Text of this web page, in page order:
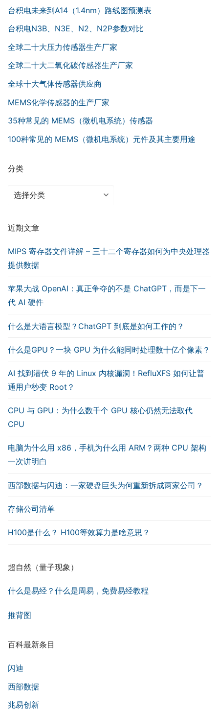
台积电未来到A14（1.4nm）路线图预测表
台积电N3B、N3E、N2、N2P参数对比
全球二十大压力传感器生产厂家
全球二十大二氧化碳传感器生产厂家
全球十大气体传感器供应商
MEMS化学传感器的生产厂家
35种常见的 MEMS（微机电系统）传感器
100种常见的 MEMS（微机电系统）元件及其主要用途
分类
分
近期文章
MIPS 寄存器文件详解 – 三十二个寄存器如何为中央处理器
提供数据
苹果大战 OpenAI：真正争夺的不是 ChatGPT，而是下一
代 AI 硬件
什么是大语言模型？ChatGPT 到底是如何工作的？
什么是GPU？一块 GPU 为什么能同时处理数十亿个像素？
AI 找到潜伏 9 年的 Linux 内核漏洞！RefluXFS 如何让普
通用户秒变 Root？
CPU 与 GPU：为什么数千个 GPU 核心仍然无法取代
CPU
电脑为什么用 x86，手机为什么用 ARM？两种 CPU 架构
一次讲明白
西部数据与闪迪：一家硬盘巨头为何重新拆成两家公司？
存储公司清单
H100是什么？ H100等效算力是啥意思？
超自然（量子现象）
什么是易经？什么是周易，免费易经教程
推背图
百科最新条目
闪迪
西部数据
兆易创新